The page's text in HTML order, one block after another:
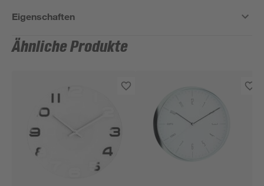
Eigenschaften
Ähnliche Produkte